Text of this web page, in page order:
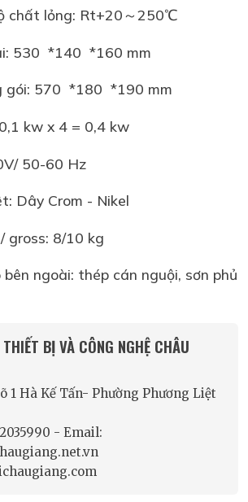
chất lỏng: Rt+20～250℃
530 *140 *160 mm
gói: 570 *180 *190 mm
kw x 4 = 0,4 kw
50-60 Hz
Dây Crom - Nikel
gross: 8/10 kg
ngoài: thép cán nguội, sơn phủ
BỊ VÀ CÔNG NGHỆ CHÂU
1 Hà Kế Tấn- Phường Phương Liệt
- Email: